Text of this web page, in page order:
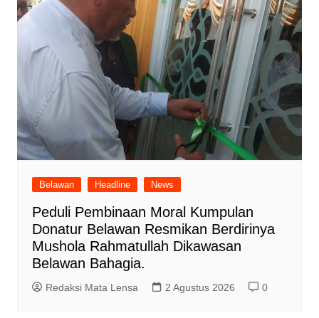
Belawan Headline News
Peduli Pembinaan Moral Kumpulan
Donatur Belawan Resmikan Berdirinya
Mushola Rahmatullah Dikawasan
Belawan Bahagia.
Redaksi Mata Lensa 2 Agustus 2026 0